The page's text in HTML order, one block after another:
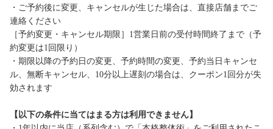
・ご予約後に変更、キャンセルが生じた場合は、直接店舗までご
連絡ください
［予約変更・キャンセル期限］1営業日前の受付時間終了まで（予
約変更は1回限り）
・期限以降の予約日の変更、予約時間の変更、予約当日キャンセ
ル、無断キャンセル、10分以上遅刻の場合は、クーポン1回分が失
効されます
【以下の条件に当てはまる方は利用できません】